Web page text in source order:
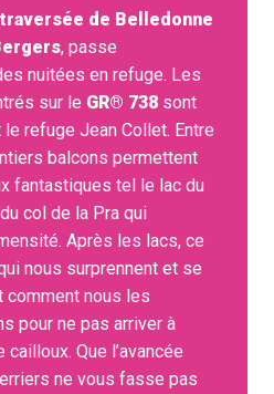
de Belledonne
, passe
nuitées en refuge. Les
sur le GR® 738 sont
refuge Jean Collet. Entre
balcons permettent
fantastiques tel le lac du
col de la Pra qui
Après les lacs, ce
nous surprennent et se
comment nous les
pour ne pas arriver à
Que l’avancée
ne vous fasse pas